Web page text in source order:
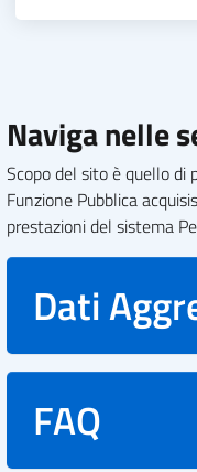
Naviga nelle
Scopo del sito è quello
Funzione Pubblica
prestazioni del sistema
Dati
FAQ